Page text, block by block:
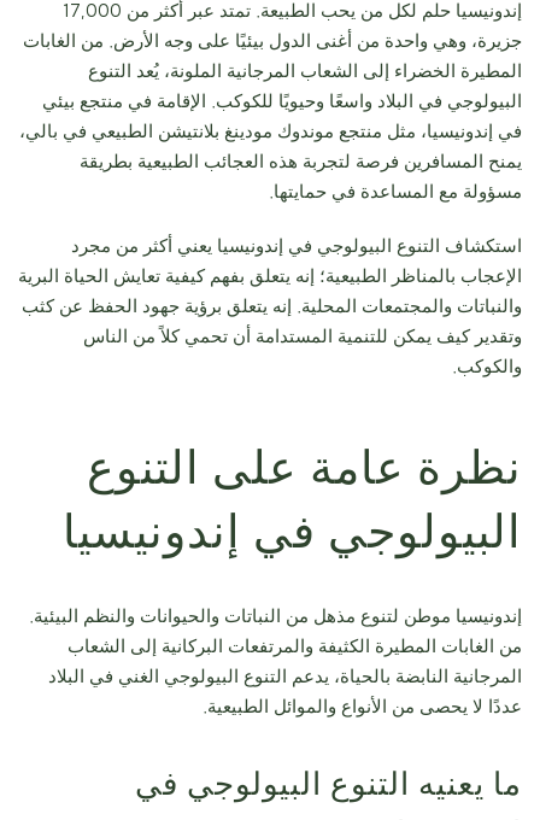
إندونيسيا حلم لكل من يحب الطبيعة. تمتد عبر أكثر من 17,000
جزيرة، وهي واحدة من أغنى الدول بيئيًا على وجه الأرض. من الغابات
المطيرة الخضراء إلى الشعاب المرجانية الملونة، يُعد التنوع
البيولوجي في البلاد واسعًا وحيويًا للكوكب. الإقامة في منتجع بيئي
في إندونيسيا، مثل منتجع موندوك مودينغ بلانتيشن الطبيعي في بالي،
يمنح المسافرين فرصة لتجربة هذه العجائب الطبيعية بطريقة
مسؤولة مع المساعدة في حمايتها.
استكشاف التنوع البيولوجي في إندونيسيا يعني أكثر من مجرد
الإعجاب بالمناظر الطبيعية؛ إنه يتعلق بفهم كيفية تعايش الحياة البرية
والنباتات والمجتمعات المحلية. إنه يتعلق برؤية جهود الحفظ عن كثب
وتقدير كيف يمكن للتنمية المستدامة أن تحمي كلاً من الناس
والكوكب.
نظرة عامة على التنوع
البيولوجي في إندونيسيا
إندونيسيا موطن لتنوع مذهل من النباتات والحيوانات والنظم البيئية.
من الغابات المطيرة الكثيفة والمرتفعات البركانية إلى الشعاب
المرجانية النابضة بالحياة، يدعم التنوع البيولوجي الغني في البلاد
عددًا لا يحصى من الأنواع والموائل الطبيعية.
ما يعنيه التنوع البيولوجي في